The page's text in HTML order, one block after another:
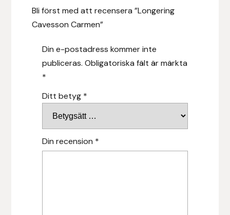
Bli först med att recensera ”Longering
Cavesson Carmen”
Din e-postadress kommer inte
publiceras. Obligatoriska fält är märkta
*
Ditt betyg *
Din recension *
Iceland Pet
Islandshästspecialisten